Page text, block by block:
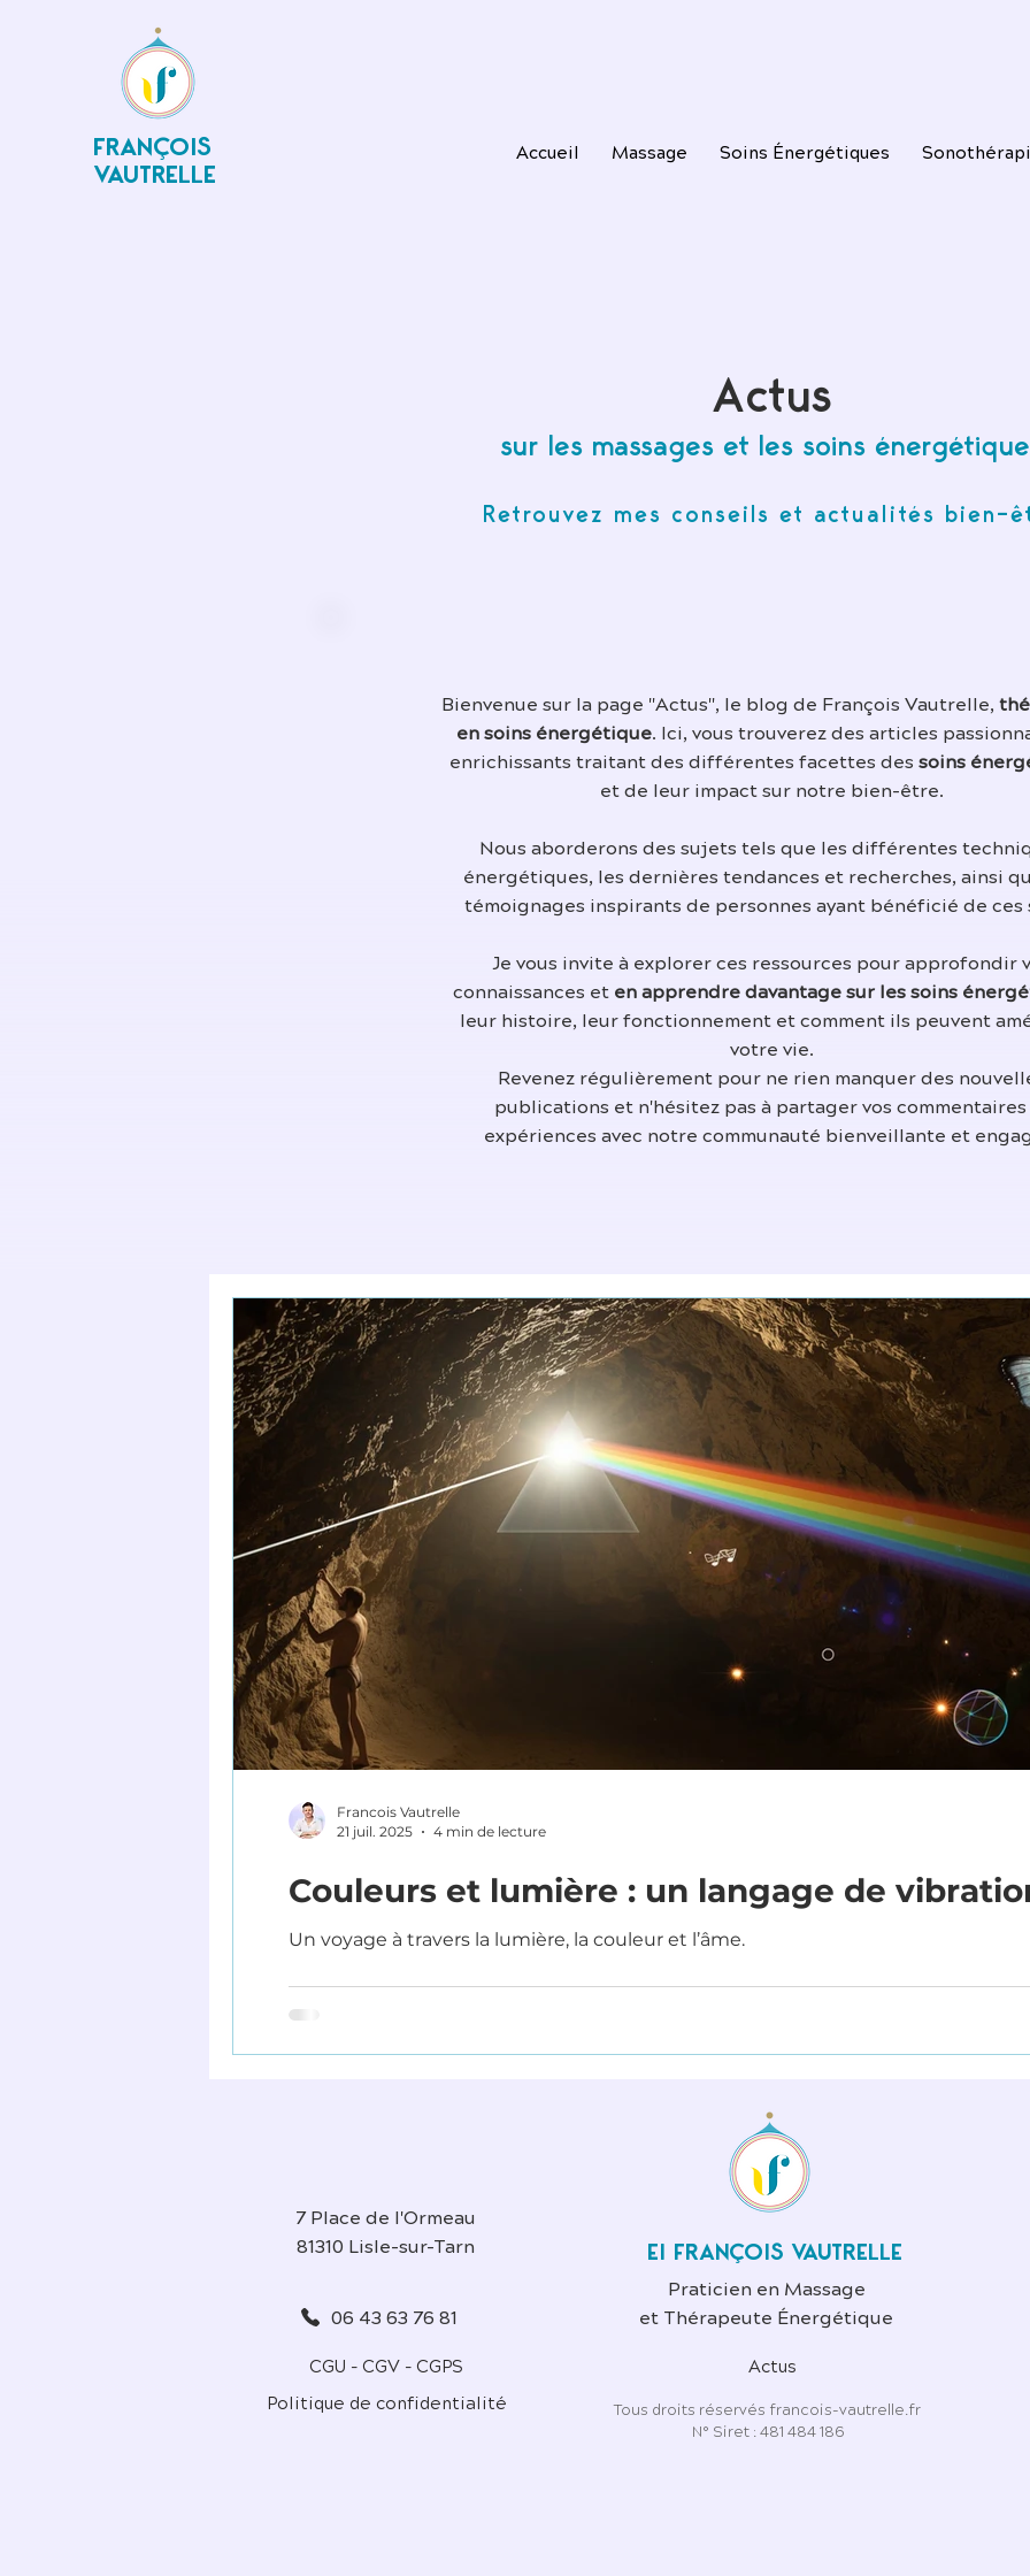
FRANÇOIS
VAUTRELLE
Accueil Massage Soins Énergétiques
Actus
sur les massages et les soins
Retrouvez mes conseils et actualités bien-
Bienvenue sur la page "Actus", le blog de François Vautrelle,
en soins énergétique. Ici, vous trouverez des articles
enrichissants traitant des différentes facettes des soins
et de leur impact sur notre bien-être.
Nous aborderons des sujets tels que les différentes
énergétiques, les dernières tendances et recherches, ainsi
témoignages inspirants de personnes ayant bénéficié de ces
Je vous invite à explorer ces ressources pour approfondir
connaissances et en apprendre davantage sur les soins
leur histoire, leur fonctionnement et comment ils peuvent
votre vie.
Revenez régulièrement pour ne rien manquer des
publications et n'hésitez pas à partager vos
expériences avec notre communauté bienveillante et
Couleurs et lumière : un langage de
Un voyage à travers la lumière, la couleur et l’âme.
Francois Vautrelle
21 juil. 2025
4 min de lecture
7 Place de l'Ormeau
81310 Lisle-sur-Tarn
06 43 63 76 81
Politique de confidentialité
CGU - CGV - CGPS
EI FRANÇOIS VAUTRELLE
Praticien en Massage
et Thérapeute Énergétique
Actus
Tous droits réservés francois-vautrelle.fr
N° Siret : 481 484 186